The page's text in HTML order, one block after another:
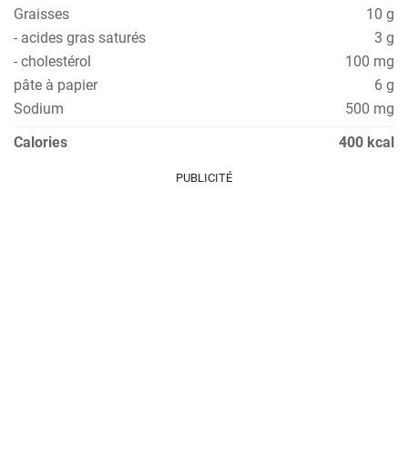
Graisses
10 g
- acides gras saturés
3 g
- cholestérol
100 mg
pâte à papier
6 g
Sodium
500 mg
Calories
400 kcal
PUBLICITÉ